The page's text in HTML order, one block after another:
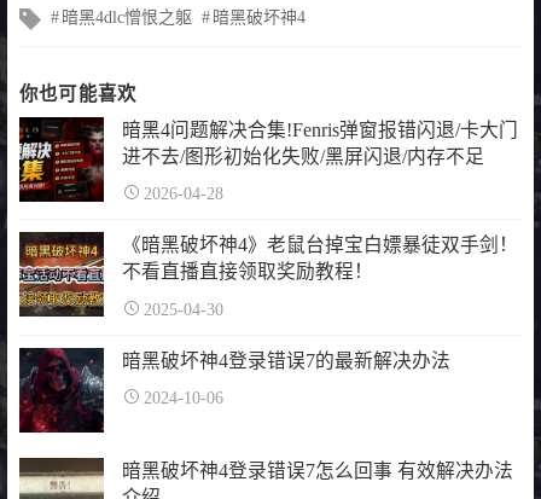
文
签
暗黑4dlc憎恨之躯 暗黑破坏神4
你也可能喜欢
暗黑4问题解决合集!Fenris弹窗报错闪退/卡大门
进不去/图形初始化失败/黑屏闪退/内存不足
2026-04-28
《暗黑破坏神4》老鼠台掉宝白嫖暴徒双手剑！
不看直播直接领取奖励教程！
2025-04-30
暗黑破坏神4登录错误7的最新解决办法
2024-10-06
暗黑破坏神4登录错误7怎么回事 有效解决办法